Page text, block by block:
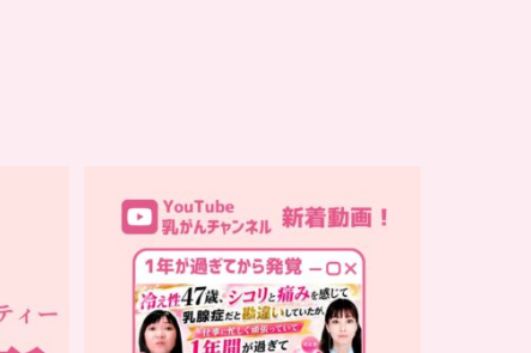
YouTube乳がんチャンネル
新着動画
シコリと痛みを感じて...
10 0